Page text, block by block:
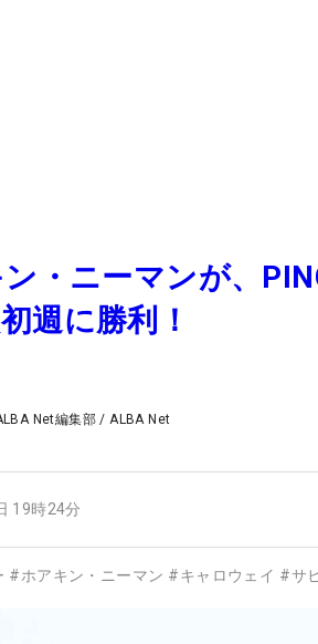
・ニーマンが、
週に勝利！
Net編集部 /ALBA Net
19時24分
#ホアキン・ニーマン #キャロウェイ #サ